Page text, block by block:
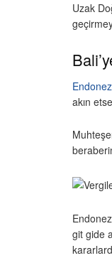
Uzak
akın
git gide